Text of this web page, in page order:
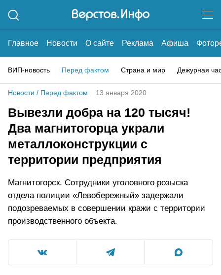
Главное Новости О сайте Реклама Афиша
ВИП-новость Перед фактом Страна и мир Дежурная
Новости / Перед фактом 13 января 2020
Вывезли добра на 120 тысяч!
Два магнитогорца украли
металлоконструкции с
территории предприятия
Магнитогорск. Сотрудники уголовного розыска
отдела полиции «Левобережный» задержали
подозреваемых в совершении кражи с территории
производственного объекта.